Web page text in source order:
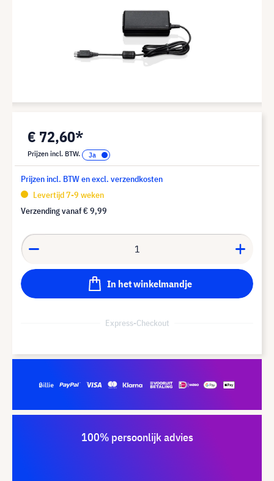
€ 72,60*
Prijzen incl. BTW.
Prijzen incl. BTW en excl. verzendkosten
Levertijd 7-9 weken
Verzending vanaf€ 9,99
In het winkelmandje
Express-Checkout
100% persoonlijk advies